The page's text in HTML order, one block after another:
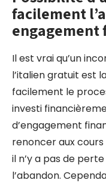
facilement
engagement
Il est vrai qu’un
l’italien gratuit est
facilement le
investi
d’engagement
renoncer aux
il n’y a pas de
l’abandon.